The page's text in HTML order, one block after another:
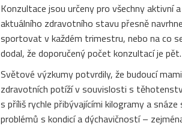
Konzultace jsou určeny pro všechny aktivní
aktuálního zdravotního stavu přesně
sportovat v každém trimestru, nebo na co
dodal, že doporučený počet konzultací je pět.
Světové výzkumy potvrdily, že budoucí
zdravotních potíží v souvislosti s
s příliš rychle přibývajícími kilogramy a
problémů s kondicí a dýchavičností –